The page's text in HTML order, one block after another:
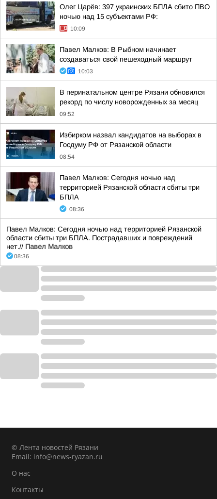
Олег Царёв: 397 украинских БПЛА сбито ПВО
ночью над 15 субъектами РФ:
10:09
Павел Малков: В Рыбном начинает
создаваться свой пешеходный маршрут
10:03
В перинатальном центре Рязани обновился
рекорд по числу новорожденных за месяц
09:52
Избирком назвал кандидатов на выборах в
Госдуму РФ от Рязанской области
08:54
Павел Малков: Сегодня ночью над
территорией Рязанской области сбиты три
БПЛА
08:36
Павел Малков: Сегодня ночью над территорией Рязанской
области сбиты три БПЛА. Пострадавших и повреждений
нет.// Павел Малков
08:36
© Лента новостей Рязани
Email: info@news-ryazan.ru
О нас
Контакты